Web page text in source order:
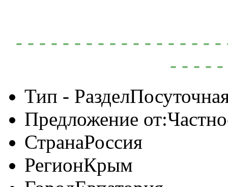
- - - - - - - - - - - - - - - - -
- - - -
Тип - Раздел
Предложение от:
СтранаРоссия
РегионКрым